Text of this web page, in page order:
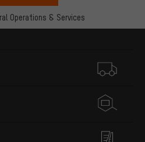
Operations & Services